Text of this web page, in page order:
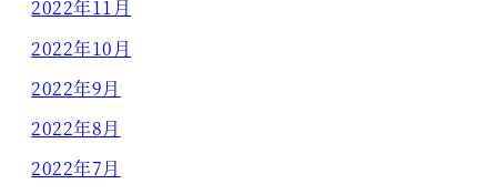
2022年11月
2022年10月
2022年9月
2022年8月
2022年7月